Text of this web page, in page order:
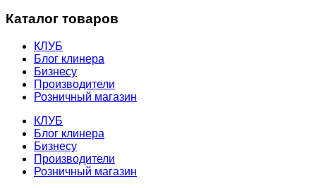
Каталог товаров
КЛУБ
Блог клинера
Бизнесу
Производители
Розничный магазин
КЛУБ
Блог клинера
Бизнесу
Производители
Розничный магазин